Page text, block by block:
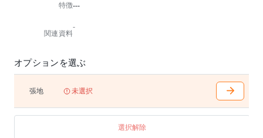
オプション：張地は2種類からお選びいただけます
特徴---
関連資料
-
オプションを選ぶ
張地 未選択
選択解除